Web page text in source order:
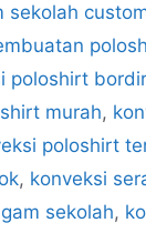
sekolah
poloshirt
murah,
poloshirt
, konveksi
sekolah,